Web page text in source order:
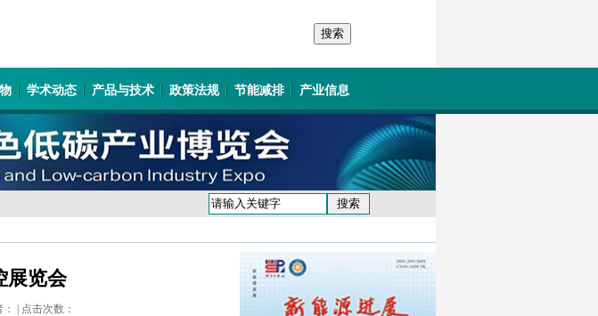
学术动态 产品与技术 政策法规 节能减排 产业信息
展览会
| 点击次数：